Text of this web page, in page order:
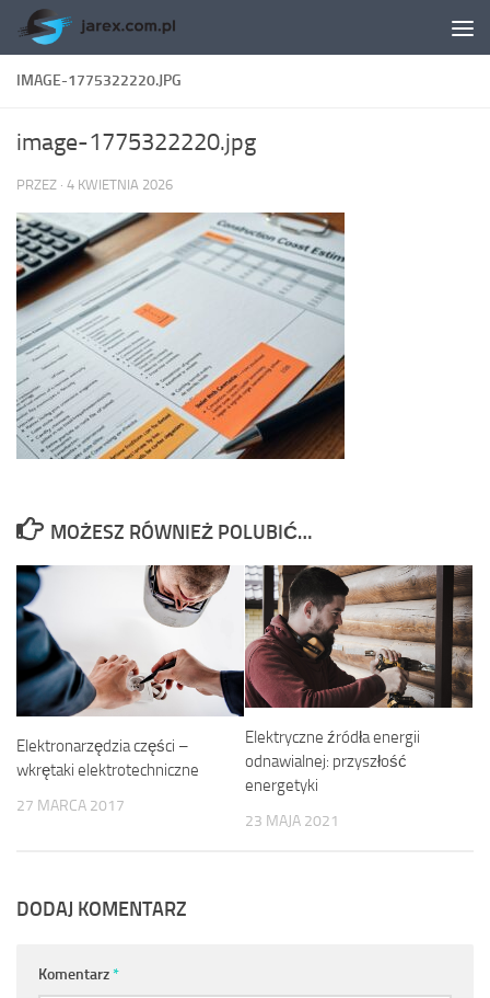
Skip to content
IMAGE-1775322220.JPG
image-1775322220.jpg
PRZEZ · 4 KWIETNIA 2026
MOŻESZ RÓWNIEŻ POLUBIĆ…
Elektronarzędzia części –
wkrętaki elektrotechniczne
27 MARCA 2017
Elektryczne źródła energii
odnawialnej: przyszłość
energetyki
23 MAJA 2021
DODAJ KOMENTARZ
Komentarz*